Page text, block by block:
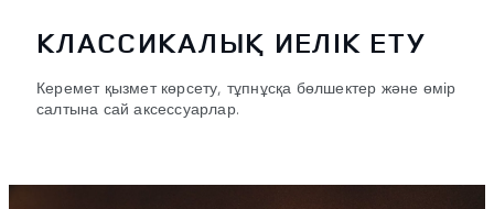
КЛАССИКАЛЫҚ ИЕЛІК ЕТУ
Керемет қызмет көрсету, тұпнұсқа бөлшектер және өмір
салтына сай аксессуарлар.